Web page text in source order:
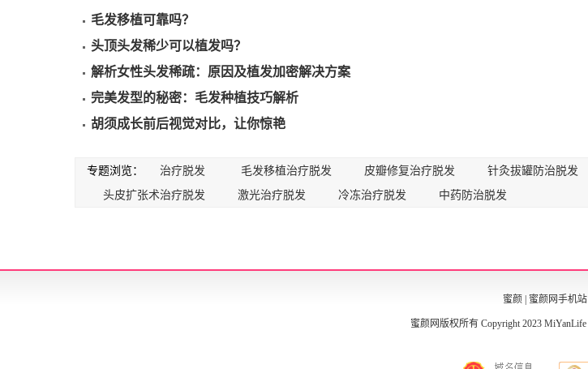
毛发移植可靠吗？
头顶头发稀少可以植发吗？
解析女性头发稀疏：原因及植发加密解决方案
完美发型的秘密：毛发种植技巧解析
胡须成长前后视觉对比，让你惊艳
专题浏览： 治疗脱发 毛发移植治疗脱发 皮瓣修复治疗脱发 针灸拔罐防治脱发
头皮扩张术治疗脱发
激光治疗脱发 冷冻治疗脱发 中药防治脱发
蜜颜 蜜颜网手机站
蜜颜网版权所有 Copyright 2023 MiYanLife